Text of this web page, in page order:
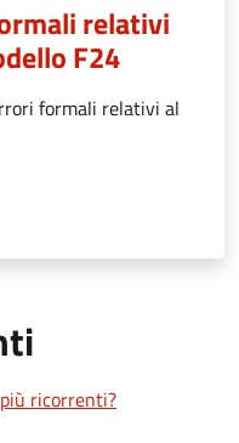
relativi
F24
formali relativi al
ricorrenti?